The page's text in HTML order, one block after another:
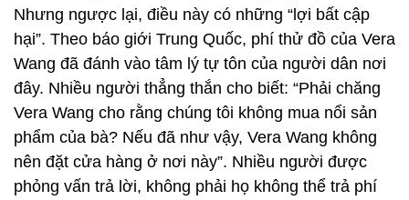
Nhưng ngược lại, điều này có những “lợi bất cập
hại”. Theo báo giới Trung Quốc, phí thử đồ của Vera
Wang đã đánh vào tâm lý tự tôn của người dân nơi
đây. Nhiều người thẳng thắn cho biết: “Phải chăng
Vera Wang cho rằng chúng tôi không mua nổi sản
phẩm của bà? Nếu đã như vậy, Vera Wang không
nên đặt cửa hàng ở nơi này”. Nhiều người được
phỏng vấn trả lời, không phải họ không thể trả phí